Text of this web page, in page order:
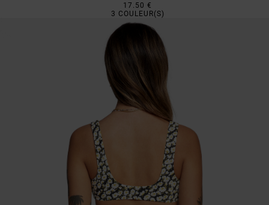
17.50 €
3 COULEUR(S)